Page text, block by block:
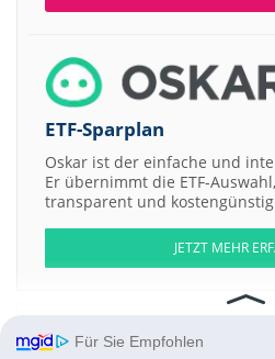
ETF-Sparplan
Oskar ist der einfache und
Er übernimmt die ETF-
transparent und
JETZT MEHR
Für Sie Empfohlen